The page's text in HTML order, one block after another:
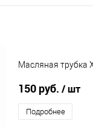
Масляная трубка
150 руб. / шт
Подробнее